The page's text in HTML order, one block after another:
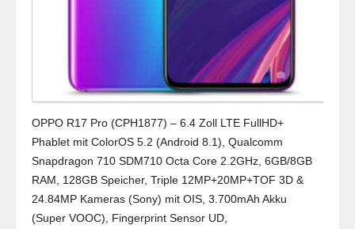
OPPO R17 Pro (CPH1877) – 6.4 Zoll LTE FullHD+
Phablet mit ColorOS 5.2 (Android 8.1), Qualcomm
Snapdragon 710 SDM710 Octa Core 2.2GHz, 6GB/8GB
RAM, 128GB Speicher, Triple 12MP+20MP+TOF 3D &
24.84MP Kameras (Sony) mit OIS, 3.700mAh Akku
(Super VOOC), Fingerprint Sensor UD,